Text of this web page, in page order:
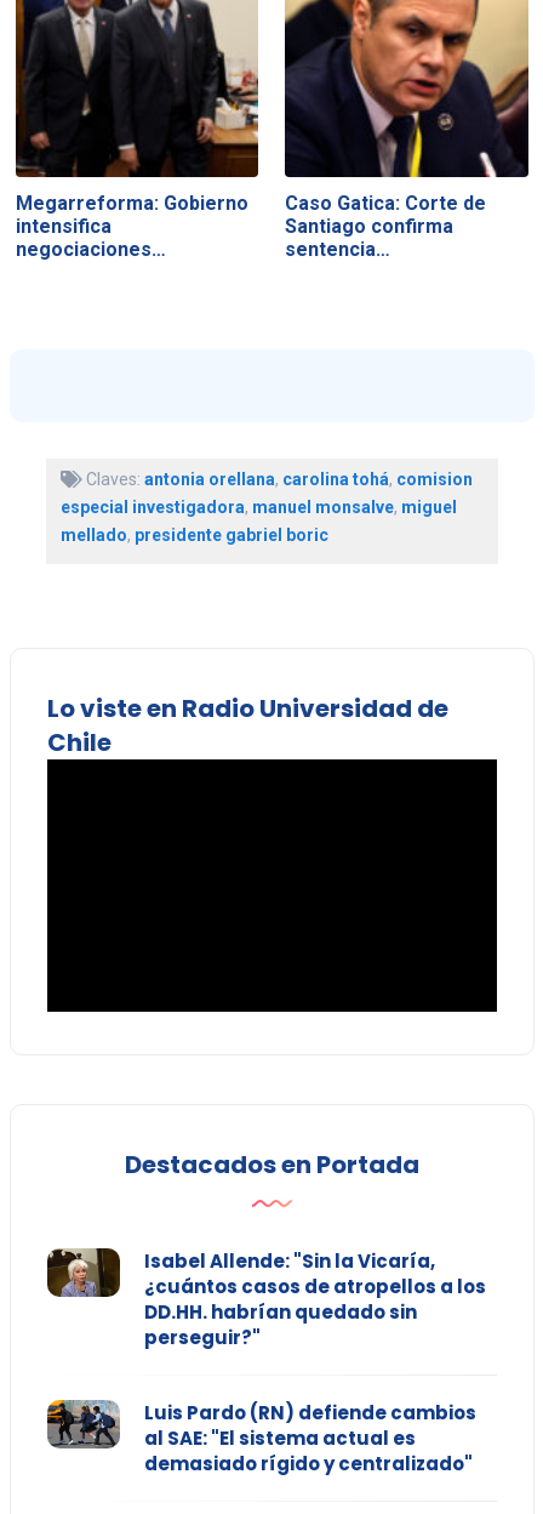
Megarreforma: Gobierno
intensifica
negociaciones…
Caso Gatica: Corte de
Santiago confirma
sentencia…
Claves: antonia orellana, carolina tohá, comision
especial investigadora, manuel monsalve, miguel
mellado, presidente gabriel boric
Lo viste en Radio Universidad de
Chile
Destacados en Portada
Isabel Allende: "Sin la Vicaría,
¿cuántos casos de atropellos a los
DD.HH. habrían quedado sin
perseguir?"
Luis Pardo (RN) defiende cambios
al SAE: "El sistema actual es
demasiado rígido y centralizado"